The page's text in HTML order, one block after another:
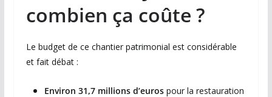
combien ça coûte ?
Le budget de ce chantier patrimonial est considérable
et fait débat :
Environ 31,7 millions d’eurospour la restauration